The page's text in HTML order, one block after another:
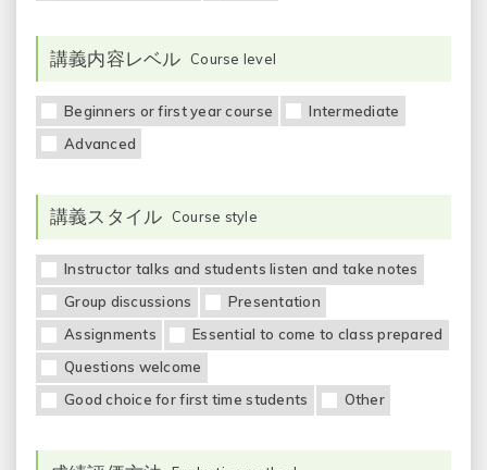
講義内容レベル Course level
Beginners or first year course
Intermediate
Advanced
講義スタイル Course style
Instructor talks and students listen and take notes
Group discussions
Presentation
Assignments
Essential to come to class prepared
Questions welcome
Good choice for first time students
Other